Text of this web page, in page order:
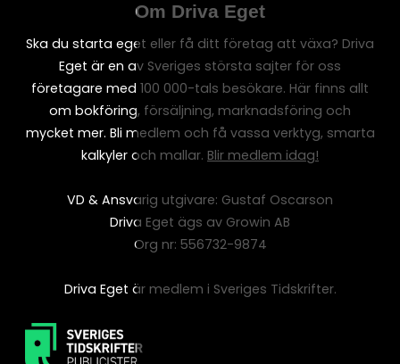
Om Driva Eget
Ska du starta eget eller få ditt företag att växa? Driva
Eget är en av Sveriges största sajter för oss
företagare med 100 000-tals besökare. Här finns allt
om bokföring, försäljning, marknadsföring och
mycket mer. Bli medlem och få vassa verktyg, smarta
kalkyler och mallar. Blir medlem idag!
VD & Ansvarig utgivare: Gustaf Oscarson
Driva Eget ägs av Growin AB
Org nr: 556732-9874
Driva Eget är medlem i Sveriges Tidskrifter.